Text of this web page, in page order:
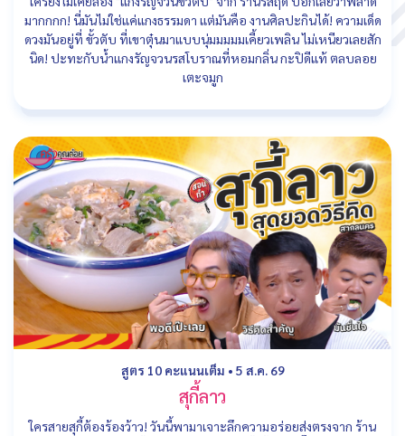
มากกกก! นี่มันไม่ใช่แค่แกงธรรมดา แต่มันคือ งานศิลปะกินได้! ความเด็ด
ดวงมันอยู่ที่ ขั้วตับ ที่เขาตุ๋นมาแบบนุ่มมมมมเคี้ยวเพลิน ไม่เหนียวเลยสัก
นิด! ปะทะกับน้ำแกงรัญจวนรสโบราณที่หอมกลิ่น กะปิดีแท้ ตลบลอย
เตะจมูก
สูตร 10 คะแนนเต็ม • 5 ส.ค. 69
สุกี้ลาว
ใครสายสุกี้ต้องร้องว้าว! วันนี้พามาเจาะลึกความอร่อยส่งตรงจาก ร้าน